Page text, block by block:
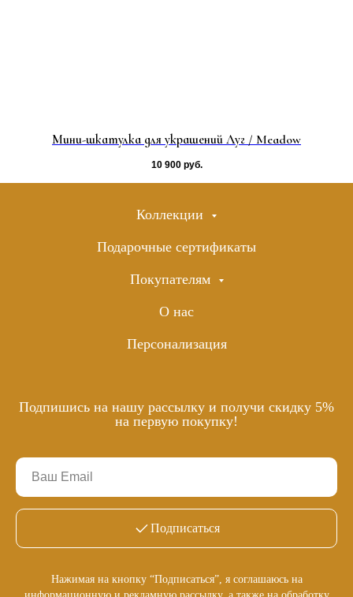
Мини-шкатулка для украшений Луг / Meadow
10 900 руб.
Коллекции
Подарочные сертификаты
Покупателям
О нас
Персонализация
Подпишись на нашу рассылку и получи скидку 5%
на первую покупку!
Подписаться
Нажимая на кнопку “Подписаться”, я соглашаюсь на